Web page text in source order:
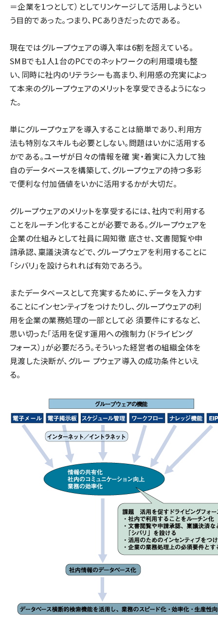
＝企業を1つとして）としてリンケージして活用しようとい
う目的であった。つまり、PCありきだったのである。
現在ではグループウェアの導入率は6割を超えている。
SMBでも1人1台のPCでのネットワークの利用環境も整
い、同時に社内のリテラシーも高まり、利用感の充実によっ
て本来のグループウェアのメリットを享受できるようになっ
た。
単にグループウェアを導入することは簡単であり、利用方
法も特別なスキルも必要としない。問題はいかに活用する
かである。ユーザが日々の情報を確 実・着実に入力して独
自のデータベースを構築して、グループウェアの持つ多彩
で便利な付加価値をいかに活用するかが大切だ。
グループウェアのメリットを享受するには、社内で利用する
ことをルーチン化することが必要である。グループウェアを
企業の仕組みとして社員に周知徹 底させ、文書閲覧や申
請承認、稟議決済などで、グループウェアを利用することに
「シバリ」を設けられれば有効であろう。
またデータベースとして充実するために、データを入力す
ることにインセンティブをつけたりし、グループウェアの利
用を企業の業務処理の一部として必 須要件にするなど、
思い切った「活用を促す運用への強制力（ドライビング
フォース）」が必要だろう。そういった経営者の組織全体を
見渡した決断が、グルー プウェア導入の成功条件といえ
る。